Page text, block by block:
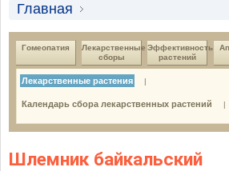
Главная
Лекарственные растения и
Лекарственные растения
Гомеопатия
Лекарственные
сборы
Эффективность
растений
Лекарственные растения |
Календарь сбора лекарственных растений |
Шлемник байкальский